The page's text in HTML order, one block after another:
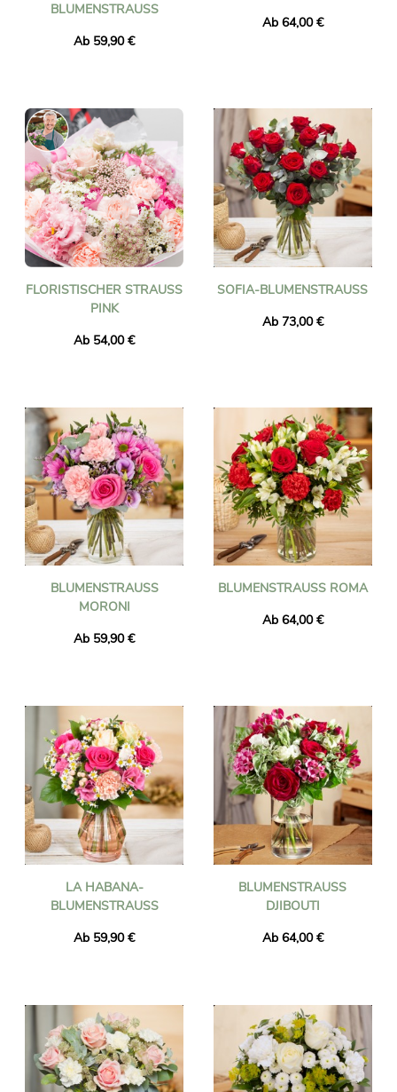
BLUMENSTRAUSS
Ab 59,90 €
Ab 64,00 €
FLORISTISCHER STRAUSS P
INK
Ab 54,00 €
SOFIA-BLUMENSTRAUSS
Ab 73,00 €
BLUMENSTRAUSS M
ORONI
Ab 59,90 €
BLUMENSTRAUSS ROMA
Ab 64,00 €
LA HABANA-
BLUMENSTRAUSS
Ab 59,90 €
BLUMENSTRAUSS D
JIBOUTI
Ab 64,00 €